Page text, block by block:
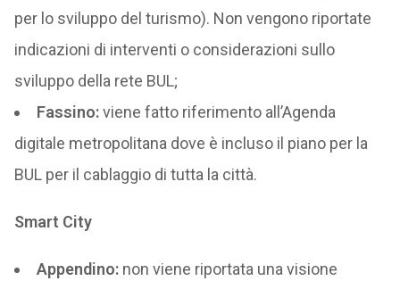
per lo sviluppo del turismo). Non vengono riportate
indicazioni di interventi o considerazioni sullo
sviluppo della rete BUL;
Fassino:viene fatto riferimento all’Agenda
digitale metropolitana dove è incluso il piano per la
BUL per il cablaggio di tutta la città.
Smart City
Appendino: non viene riportata una visione